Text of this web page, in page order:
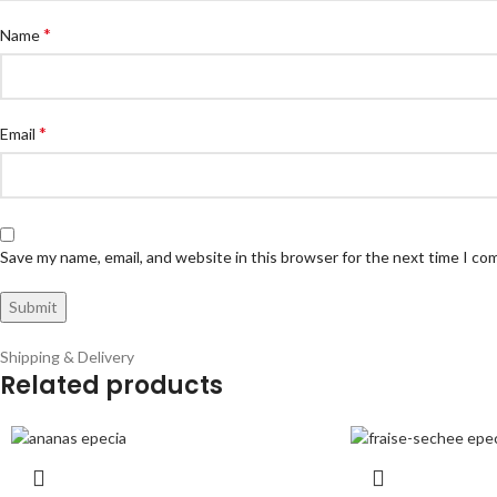
Name*
Email *
Save my name, email, and website in this browser for the next time I
Shipping & Delivery
Related products